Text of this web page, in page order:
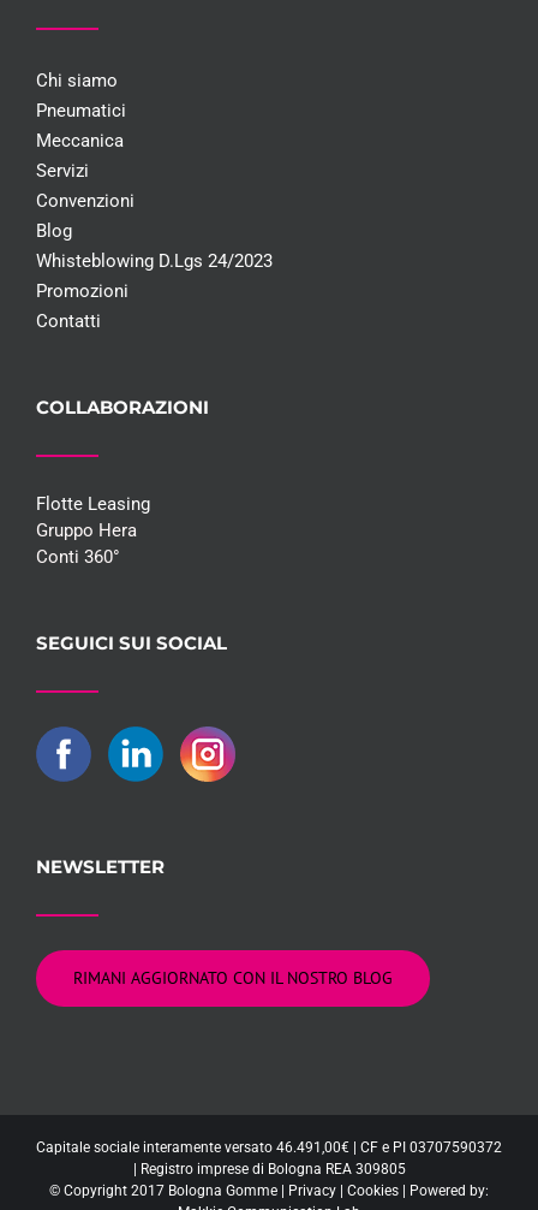
Chi siamo
Pneumatici
Meccanica
Servizi
Convenzioni
Blog
Whisteblowing D.Lgs 24/2023
Promozioni
Contatti
COLLABORAZIONI
Flotte Leasing
Gruppo Hera
Conti 360°
SEGUICI SUI SOCIAL
NEWSLETTER
RIMANI AGGIORNATO CON IL NOSTRO BLOG
Capitale sociale interamente versato 46.491,00€ | CF e PI 03707590372
| Registro imprese di Bologna REA 309805
© Copyright 2017 Bologna Gomme |
Privacy Cookies | Powered by: